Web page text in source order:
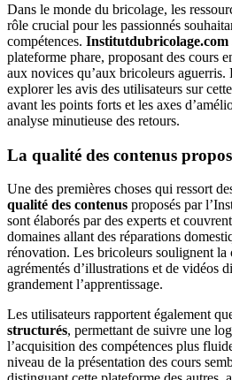
Dans le monde du bricolage, les
rôle crucial pour les passionnés
compétences. Institutdubricolage.com
plateforme phare, proposant des cours
aux novices qu’aux bricoleurs
explorer les avis des utilisateurs sur
avant les points forts et les axes
analyse minutieuse des retours.
La qualité des contenus
Une des premières choses qui ressort
qualité des contenus proposés par
sont élaborés par des experts et
domaines allant des réparations
rénovation. Les bricoleurs soulignent la
agrémentés d’illustrations et de vidéos
grandement l’apprentissage.
Les utilisateurs rapportent également
structurés, permettant de suivre une
l’acquisition des compétences plus
niveau de la présentation des cours